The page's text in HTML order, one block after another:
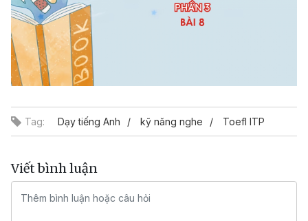
Tag: Dạy tiếng Anh kỹ năng nghe Toefl ITP
Viết bình luận